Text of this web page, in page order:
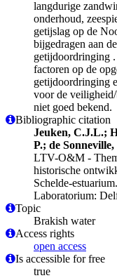
langdurige
onderhoud,
getijslag op de
bijgedragen aan
getijdoordringing
factoren op de
getijdoordringing
voor de
niet goed bekend.
Bibliographic citation
Jeuken, C.J.L.;
P.; de
LTV-O&M -
historische
Schelde-
Laboratorium:
Topic
Brakish water
Access rights
open access
Is accessible for free
true